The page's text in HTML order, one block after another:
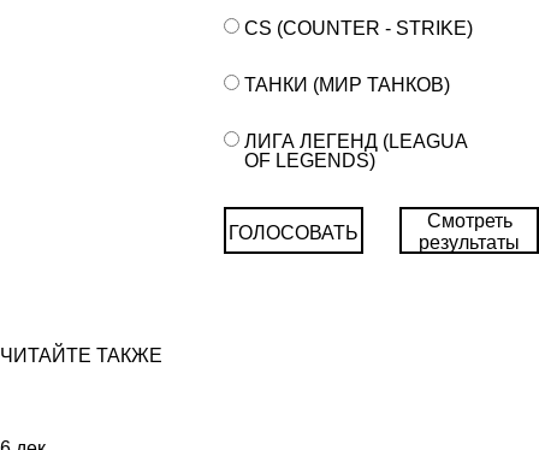
CS (COUNTER - STRIKE)
ТАНКИ (МИР ТАНКОВ)
ЛИГА ЛЕГЕНД (LEAGUA
OF LEGENDS)
ГОЛОСОВАТЬ
Смотреть
результаты
ЧИТАЙТЕ ТАКЖЕ